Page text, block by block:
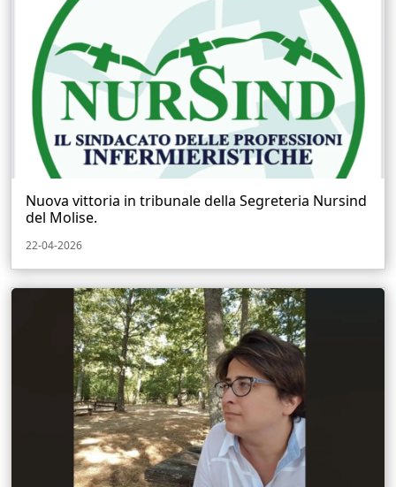
Nuova vittoria in tribunale della Segreteria Nursind
del Molise.
22-04-2026